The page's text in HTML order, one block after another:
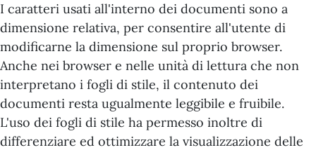
I caratteri usati all'interno dei documenti sono a
dimensione relativa, per consentire all'utente di
modificarne la dimensione sul proprio browser.
Anche nei browser e nelle unità di lettura che non
interpretano i fogli di stile, il contenuto dei
documenti resta ugualmente leggibile e fruibile.
L'uso dei fogli di stile ha permesso inoltre di
differenziare ed ottimizzare la visualizzazione delle